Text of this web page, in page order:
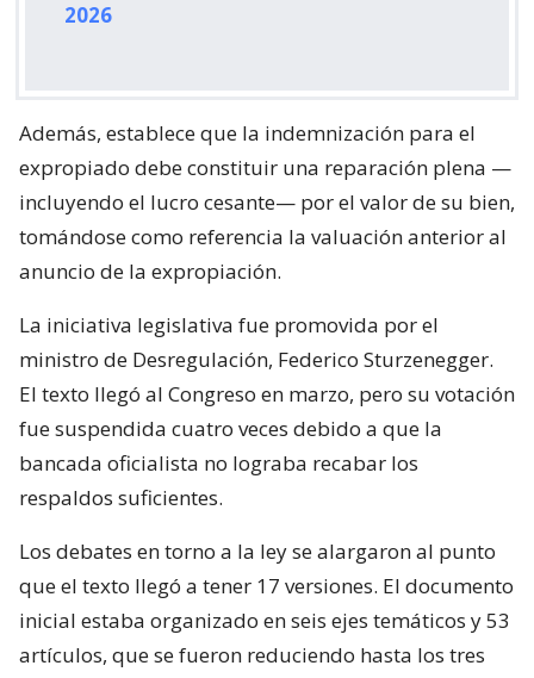
2026
Además, establece que la indemnización para el
expropiado debe constituir una reparación plena —
incluyendo el lucro cesante— por el valor de su bien,
tomándose como referencia la valuación anterior al
anuncio de la expropiación.
La iniciativa legislativa fue promovida por el
ministro de Desregulación, Federico Sturzenegger.
El texto llegó al Congreso en marzo, pero su votación
fue suspendida cuatro veces debido a que la
bancada oficialista no lograba recabar los
respaldos suficientes.
Los debates en torno a la ley se alargaron al punto
que el texto llegó a tener 17 versiones. El documento
inicial estaba organizado en seis ejes temáticos y 53
artículos, que se fueron reduciendo hasta los tres